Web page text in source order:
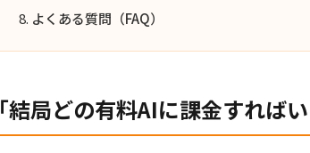
よくある質問（FAQ）
「結局どの有料AIに課金すれば